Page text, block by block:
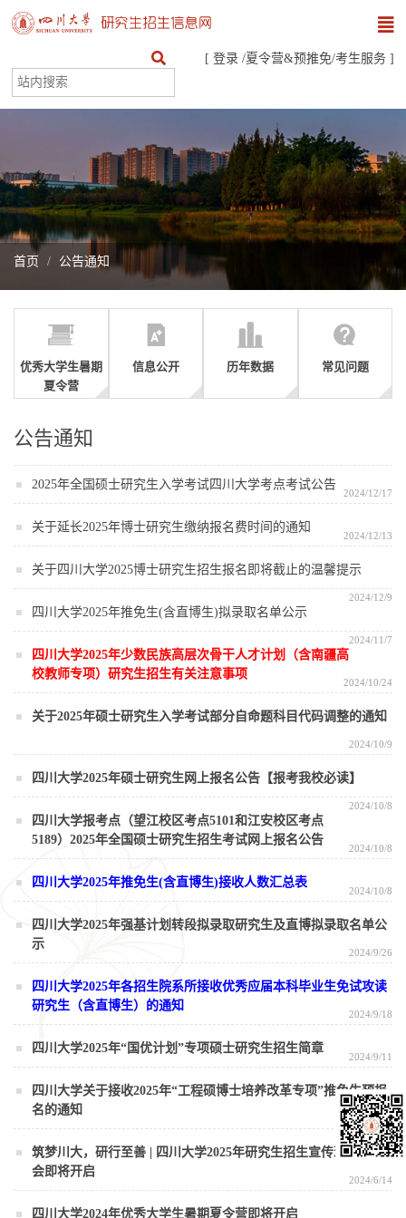
[ 登录 /夏令营&预推免/考生服务 ]
首页 公告通知
优秀大学生暑期
夏令营
信息公开 历年数据 常见问题
公告通知
2025年全国硕士研究生入学考试四川大学考点考试公告
2024/12/17
关于延长2025年博士研究生缴纳报名费时间的通知
2024/12/13
关于四川大学2025博士研究生招生报名即将截止的温馨提示
2024/12/9
四川大学2025年推免生(含直博生)拟录取名单公示
2024/11/7
四川大学2025年少数民族高层次骨干人才计划（含南疆高
校教师专项）研究生招生有关注意事项
2024/10/24
关于2025年硕士研究生入学考试部分自命题科目代码调整的通知
2024/10/9
四川大学2025年硕士研究生网上报名公告【报考我校必读】
2024/10/8
四川大学报考点（望江校区考点5101和江安校区考点
5189）2025年全国硕士研究生招生考试网上报名公告
2024/10/8
四川大学2025年推免生(含直博生)接收人数汇总表
2024/10/8
四川大学2025年强基计划转段拟录取研究生及直博拟录取名单公
示
2024/9/26
四川大学2025年各招生院系所接收优秀应届本科毕业生免试攻读
研究生（含直博生）的通知
2024/9/18
四川大学2025年“国优计划”专项硕士研究生招生简章
2024/9/11
四川大学关于接收2025年“工程硕博士培养改革专项”推免生预报
名的通知
2024/9/11
筑梦川大，研行至善 | 四川大学2025年研究生招生宣传现场咨询
会即将开启
2024/6/14
四川大学2024年优秀大学生暑期夏令营即将开启